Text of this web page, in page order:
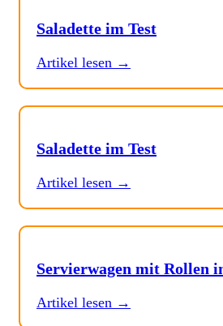
Saladette im Test
Artikel lesen →
Saladette im Test
Artikel lesen →
Servierwagen mit Rollen
Artikel lesen →